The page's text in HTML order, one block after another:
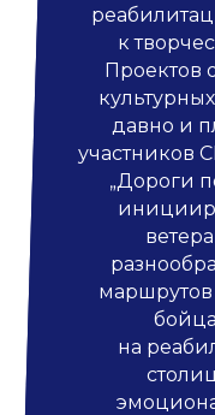
к
Проектов
давно и
участников
„Дороги
на